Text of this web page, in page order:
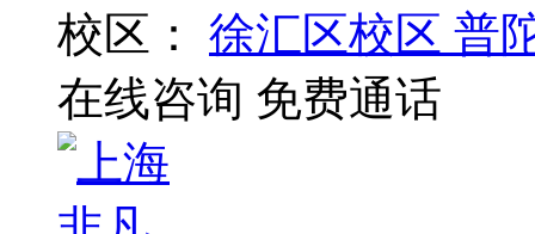
校区： 徐汇区校区 普
在线咨询 免费通话